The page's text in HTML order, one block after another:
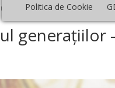
Politica de Cookie
Repere și idei ›
generațiilor